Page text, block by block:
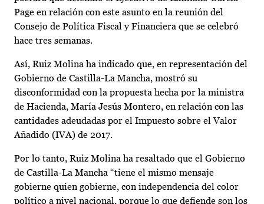
Page en relación con este asunto en la reunión del
Consejo de Política Fiscal y Financiera que se celebró
hace tres semanas.
Así, Ruiz Molina ha indicado que, en representación del
Gobierno de Castilla-La Mancha, mostró su
disconformidad con la propuesta hecha por la ministra
de Hacienda, María Jesús Montero, en relación con las
cantidades adeudadas por el Impuesto sobre el Valor
Añadido (IVA) de 2017.
Por lo tanto, Ruiz Molina ha resaltado que el Gobierno
de Castilla-La Mancha “tiene el mismo mensaje
gobierne quien gobierne, con independencia del color
político a nivel nacional, porque lo que defiende son los